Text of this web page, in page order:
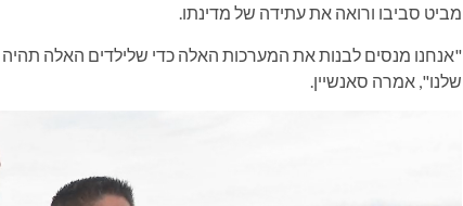
מביט סביבו ורואה את עתידה של מדינתו.
"אנחנו מנסים לבנות את המערכות האלה כדי שלילדים האלה
שלנו", אמרה סאנשיין.